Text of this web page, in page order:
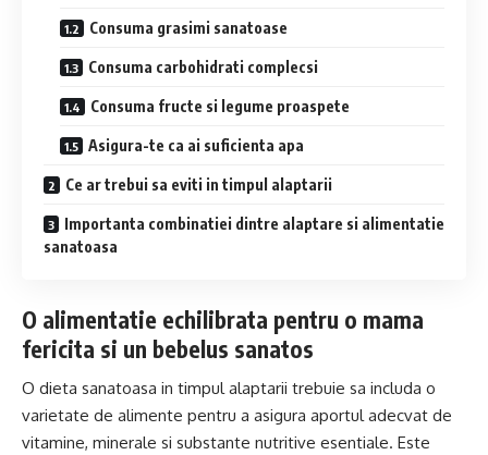
Consuma grasimi sanatoase
Consuma carbohidrati complecsi
Consuma fructe si legume proaspete
Asigura-te ca ai suficienta apa
Ce ar trebui sa eviti in timpul alaptarii
Importanta combinatiei dintre alaptare si alimentatie
sanatoasa
O alimentatie echilibrata pentru o mama
fericita si un bebelus sanatos
O dieta sanatoasa in timpul alaptarii trebuie sa includa o
varietate de alimente pentru a asigura aportul adecvat de
vitamine, minerale si substante nutritive esentiale. Este